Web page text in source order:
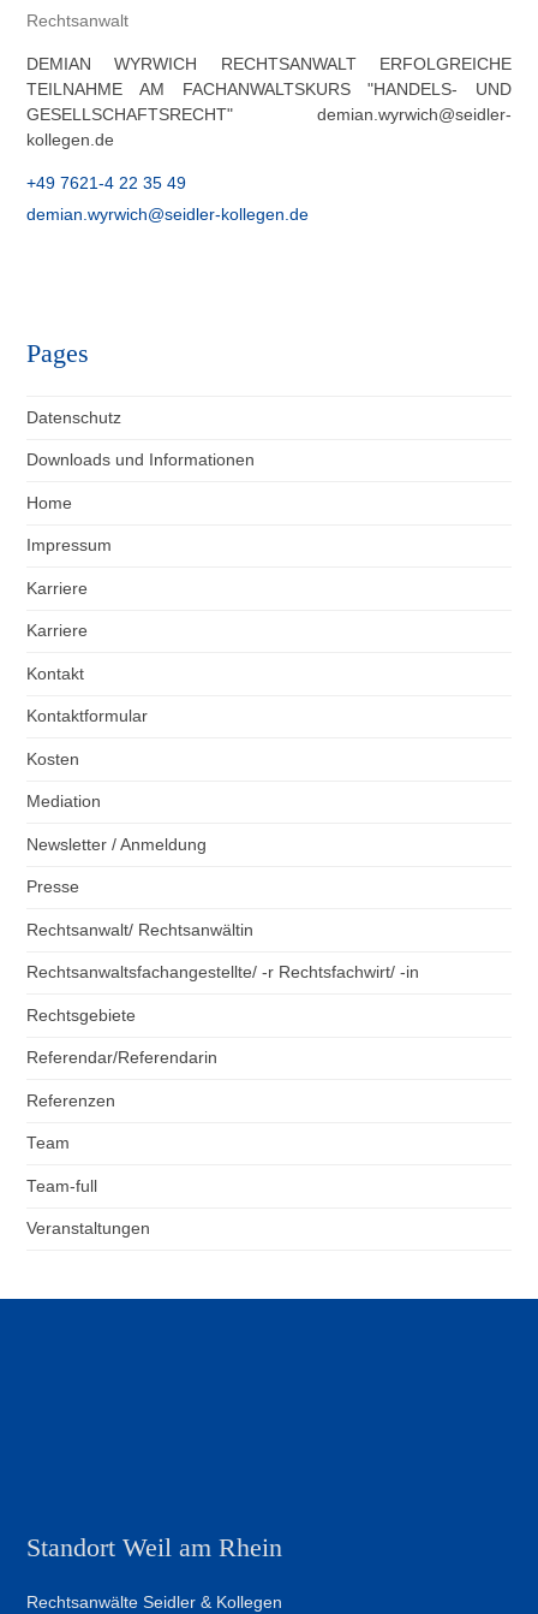
Rechtsanwalt
DEMIAN WYRWICH RECHTSANWALT ERFOLGREICHE
TEILNAHME AM FACHANWALTSKURS "HANDELS- UND
GESELLSCHAFTSRECHT" demian.wyrwich@seidler-
kollegen.de
+49 7621-4 22 35 49
demian.wyrwich@seidler-kollegen.de
Pages
Datenschutz
Downloads und Informationen
Home
Impressum
Karriere
Karriere
Kontakt
Kontaktformular
Kosten
Mediation
Newsletter / Anmeldung
Presse
Rechtsanwalt/ Rechtsanwältin
Rechtsanwaltsfachangestellte/ -r Rechtsfachwirt/ -in
Rechtsgebiete
Referendar/Referendarin
Referenzen
Team
Team-full
Veranstaltungen
Standort Weil am Rhein
Rechtsanwälte Seidler & Kollegen